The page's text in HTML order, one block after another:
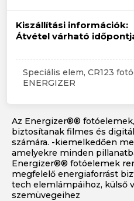
Kiszállítási információk:
Átvétel várható
Speciális elem, CR123
ENERGIZER
Az Energizer®®
biztosítanak filmes és
számára. -kiemelkedően
amelyekre minden
Energizer®® fotóelemek
megfelelő energiaforrást
tech elemlámpáihoz, külső
szemüvegeihez